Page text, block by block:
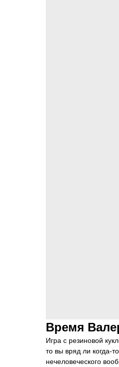
Время
Игра с резиновой
то вы вряд ли когда-
нечеловеческого